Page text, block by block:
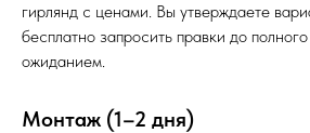
гирлянд с ценами. Вы утверждаете
бесплатно запросить правки до
ожиданием.
Монтаж (1–2 дня)